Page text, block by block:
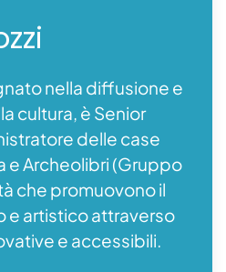
nella diffusione e
cultura, è Senior
delle case
e Archeolibri (Gruppo
che promuovono il
e artistico attraverso
e accessibili.